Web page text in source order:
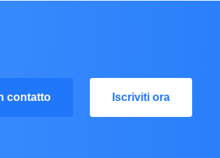
contatto Iscriviti ora